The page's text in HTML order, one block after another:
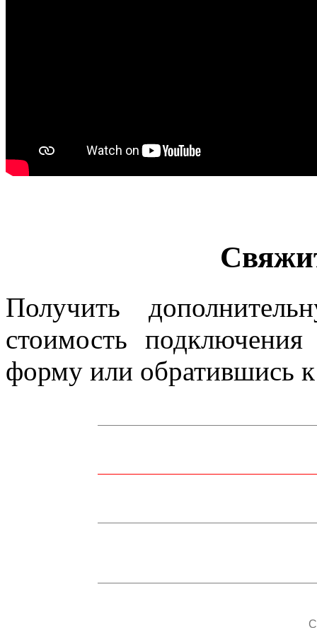
Получить
стоимость
форму или обратившись